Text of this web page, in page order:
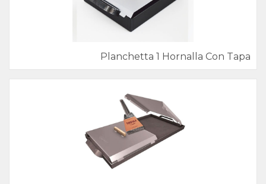
Planchetta 1 Hornalla Con Tapa